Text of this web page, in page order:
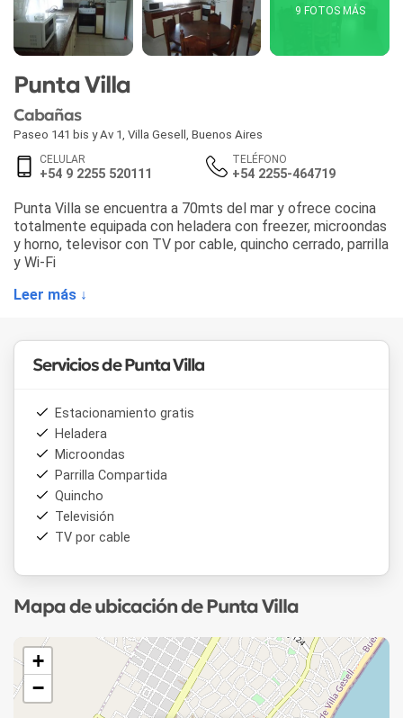
9 FOTOS MÁS
Punta Villa
Cabañas
Paseo 141 bis y Av 1 Villa Gesell Buenos Aires
CELULAR
+54 9 2255 520111
TELÉFONO
+54 2255-464719
Punta Villa se encuentra a 70mts del mar y ofrece cocina
totalmente equipada con heladera con freezer, microondas
y horno, televisor con TV por cable, quincho cerrado, parrilla
y Wi-Fi
Leer más ↓
Servicios de Punta Villa
Estacionamiento gratis
Heladera
Microondas
Parrilla Compartida
Quincho
Televisión
TV por cable
Mapa de ubicación de Punta Villa
+
−